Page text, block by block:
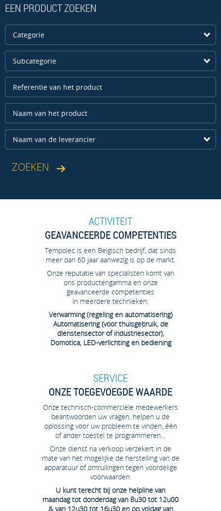
EEN PRODUCT ZOEKEN
Categorie
Subcategorie
Naam van de leverancier
ACTIVITEIT
GEAVANCEERDE COMPETENTIES
Tempolec is een Belgisch bedrijf, dat sinds
meer dan 60 jaar aanwezig is op de markt.
Onze reputatie van specialisten komt van
ons productengamma en onze
geavanceerde competenties
in meerdere technieken:
Verwarming (regeling en automatisering)
Automatisering (voor thuisgebruik, de
dienstensector of industriesector),
Domotica, LED-verlichting en bediening
SERVICE
ONZE TOEGEVOEGDE WAARDE
Onze technisch-commerciële medewerkers
beantwoorden uw vragen, helpen u de
oplossing voor uw probleem te vinden, één
of ander toestel te programmeren…
Onze dienst na verkoop verzekert in de
mate van het mogelijke de herstelling van de
apparatuur of omruilingen tegen voordelige
voorwaarden.
U kunt terecht bij onze helpline van
maandag tot donderdag van 8u30 tot 12u00
& van 12u30 tot 16u30 en op vrijdag van